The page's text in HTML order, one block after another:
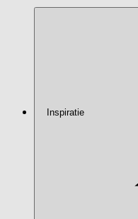
Inspiratie